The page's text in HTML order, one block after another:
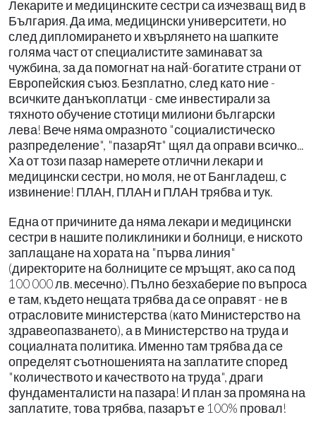
Лекарите и медицинските сестри са изчезващ вид в
България. Да има, медицински университети, но
след дипломирането и хвърлянето на шапките
голяма част от специалистите заминават за
чужбина, за да помогнат на най-богатите страни от
Европейския съюз. Безплатно, след като ние -
всичките данъкоплатци - сме инвестирали за
тяхното обучение стотици милиони български
лева! Вече няма омразното "социалистическо
разпределение", "пазарЯт" щял да оправи всичко...
Ха от този пазар намерете отлични лекари и
медицински сестри, но моля, не от Бангладеш, с
извинение! ПЛАН, ПЛАН и ПЛАН трябва и тук.
Една от причините да няма лекари и медицински
сестри в нашите поликлиники и болници, е ниското
заплащане на хората на "първа линия"
(директорите на болниците се мръщят, ако са под
100 000 лв. месечно). Пълно безхаберие по въпроса
е там, където нещата трябва да се оправят - не в
отрасловите министерства (като Министерство на
здравеопазването), а в Министерство на труда и
социалната политика. Именно там трябва да се
определят съотношенията на заплатите според
"количеството и качеството на труда", драги
фундаменталисти на пазара! И план за промяна на
заплатите, това трябва, пазарът е 100% провал!